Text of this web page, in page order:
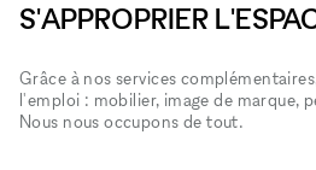
S'APPROPRIER
Grâce à nos services
l'emploi : mobilier, image de marque,
Nous nous occupons de tout.